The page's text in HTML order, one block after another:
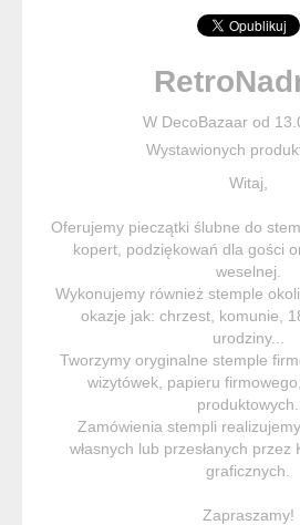
W DecoBazaar od
Wystawionych
Witaj,
Oferujemy pieczątki ślubne do
kopert, podziękowań dla gości
weselnej.
Wykonujemy również stemple
okazje jak: chrzest, komunie,
urodziny...
Tworzymy oryginalne stemple
wizytówek, papieru
produktowych.
Zamówienia stempli
własnych lub przesłanych
graficznych.
Zapraszamy!